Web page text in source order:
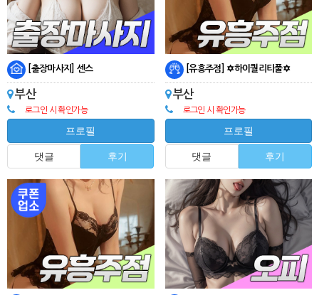
[출장마사지] 센스
부산
로그인 시 확인가능
프로필
댓글 후기
[유흥주점] ✡️하이퀄리티풀✡️
부산
로그인 시 확인가능
프로필
댓글 후기